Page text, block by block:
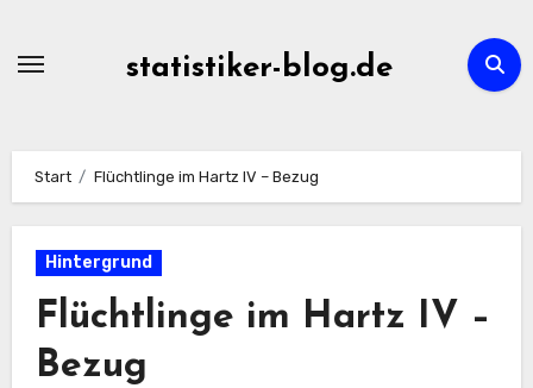
statistiker-blog.de
Start Flüchtlinge im Hartz IV – Bezug
Hintergrund
Flüchtlinge im Hartz IV –
Bezug